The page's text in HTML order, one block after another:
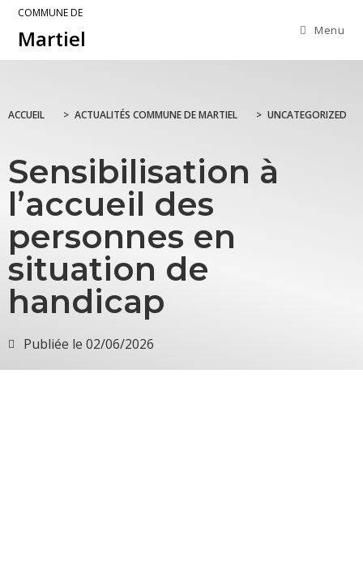
COMMUNE DE
Martiel Menu
ACCUEIL > ACTUALITÉS COMMUNE DE MARTIEL > UNCATEGORIZED
Sensibilisation à
l’accueil des
personnes en
situation de
handicap
Publiée le 02/06/2026